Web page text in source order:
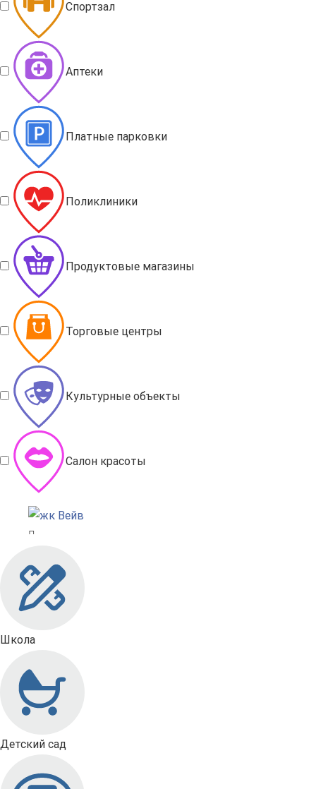
Спортзал
Аптеки
Платные парковки
Поликлиники
Продуктовые магазины
Торговые центры
Культурные объекты
Салон красоты
Школа
Детский сад